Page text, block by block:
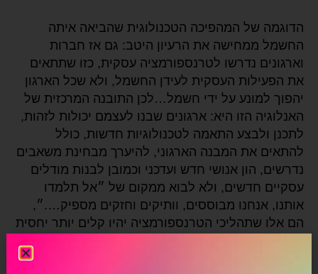
הדוגמה של המהפיכה הטכנולוגית שהביאה איתה
החשמל ממחישה את הרעיון היטב: גם אז חברות
וארגונים נדרשו לטרנספורמציה עסקית, כזו שתתאים
את הפעילות העסקית לעידן החשמל, ולא שכל הארגון
יהפוך למונע על ידי חשמל…לכן התובנה המרכזית של
האנלוגיה הזו היא: ארגונים שבנו לעצמם יכולות לזהות,
לתכנן ולבצע התאמה לטכנולוגיות חדשות, כולל
להתאים את המבנה הארגוני, להיערך מבחינת משאבים
נדרשים, הון אנושי חדש ועדכני וכמובן לבנות מודלים
עסקיים חדשים, ולא לבוא ממקום של ״אל תלמדו
אותנו, אנחנו מבוססים, וותיקים וחזקים מספיק….״,
הם אלו שתהליכי הטרנספורמציה יהיו קלים יותר יחסית